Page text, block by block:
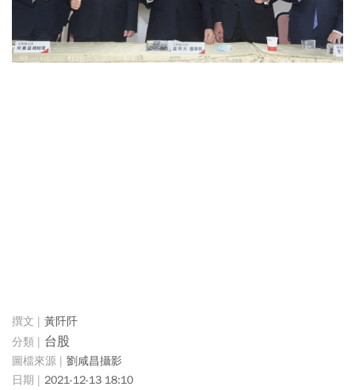
黃阡阡
台股
劉咸昌攝影
2021-12-13 18:10